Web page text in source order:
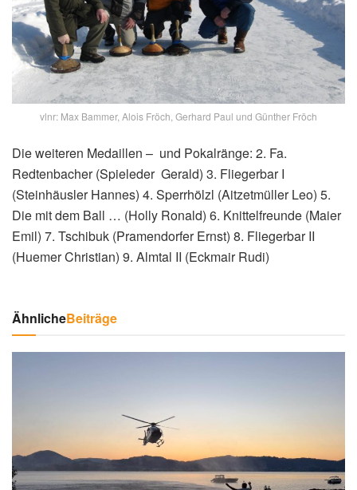
vlnr: Max Bammer, Alois Fröch, Gerhard Paul und Günther Fröch
Die weiteren Medaillen – und Pokalränge: 2. Fa.
Redtenbacher (Spieleder Gerald) 3. Fliegerbar I
(Steinhäusler Hannes) 4. Sperrhölzl (Aitzetmüller Leo) 5.
Die mit dem Ball … (Holly Ronald) 6. Knittelfreunde (Maier
Emil) 7. Tschibuk (Pramendorfer Ernst) 8. Fliegerbar II
(Huemer Christian) 9. Almtal II (Eckmair Rudi)
ÄhnlicheBeiträge